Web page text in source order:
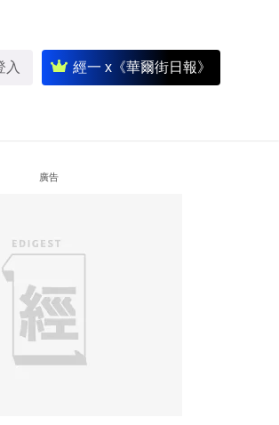
入 經一 x《華爾街日報》
廣告